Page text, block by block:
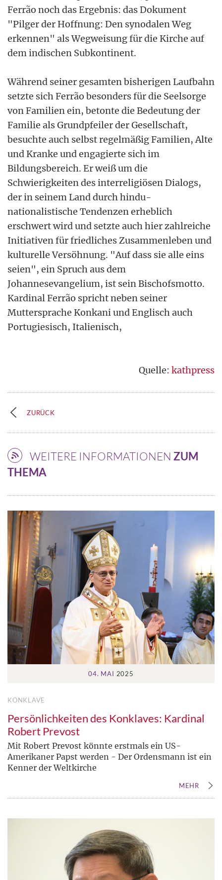
Ferrão noch das Ergebnis: das Dokument
"Pilger der Hoffnung: Den synodalen Weg
erkennen" als Wegweisung für die Kirche auf
dem indischen Subkontinent.
Während seiner gesamten bisherigen Laufbahn
setzte sich Ferrão besonders für die Seelsorge
von Familien ein, betonte die Bedeutung der
Familie als Grundpfeiler der Gesellschaft,
besuchte auch selbst regelmäßig Familien, Alte
und Kranke und engagierte sich im
Bildungsbereich. Er weiß um die
Schwierigkeiten des interreligiösen Dialogs,
der in seinem Land durch hindu-
nationalistische Tendenzen erheblich
erschwert wird und setzte auch hier zahlreiche
Initiativen für friedliches Zusammenleben und
kulturelle Versöhnung. "Auf dass sie alle eins
seien", ein Spruch aus dem
Johannesevangelium, ist sein Bischofsmotto.
Kardinal Ferrão spricht neben seiner
Muttersprache Konkani und Englisch auch
Portugiesisch, Italienisch,
Quelle: kathpress
ZURÜCK
WEITERE INFORMATIONEN ZUM
THEMA
04. MAI 2025
KONKLAVE
Persönlichkeiten des Konklaves: Kardinal
Robert Prevost
Mit Robert Prevost könnte erstmals ein US-
Amerikaner Papst werden - Der Ordensmann ist ein
Kenner der Weltkirche
MEHR